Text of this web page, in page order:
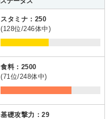
スタミナ：250
(128位/246体中)
食料：2500
(71位/248体中)
基礎攻撃力：29